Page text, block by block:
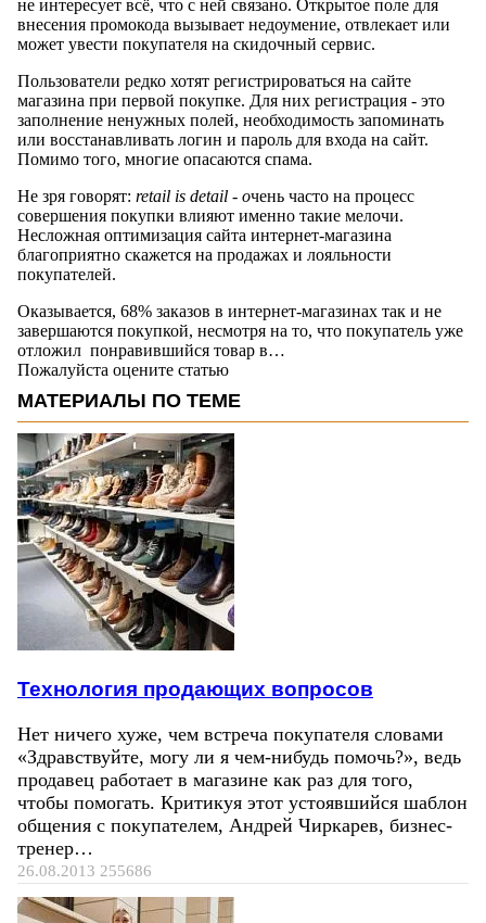
не интересует всё, что с ней связано. Открытое поле для
внесения промокода вызывает недоумение, отвлекает или
может увести покупателя на скидочный сервис.
Пользователи редко хотят регистрироваться на сайте
магазина при первой покупке. Для них регистрация - это
заполнение ненужных полей, необходимость запоминать
или восстанавливать логин и пароль для входа на сайт.
Помимо того, многие опасаются спама.
Не зря говорят: retail is detail - очень часто на процесс
совершения покупки влияют именно такие мелочи.
Несложная оптимизация сайта интернет-магазина
благоприятно скажется на продажах и лояльности
покупателей.
Оказывается, 68% заказов в интернет-магазинах так и не
завершаются покупкой, несмотря на то, что покупатель уже
отложил понравившийся товар в…
Пожалуйста оцените статью
МАТЕРИАЛЫ ПО ТЕМЕ
Технология продающих вопросов
Нет ничего хуже, чем встреча покупателя словами
«Здравствуйте, могу ли я чем-нибудь помочь?», ведь
продавец работает в магазине как раз для того,
чтобы помогать. Критикуя этот устоявшийся шаблон
общения с покупателем, Андрей Чиркарев, бизнес-
тренер…
26.08.2013 255686